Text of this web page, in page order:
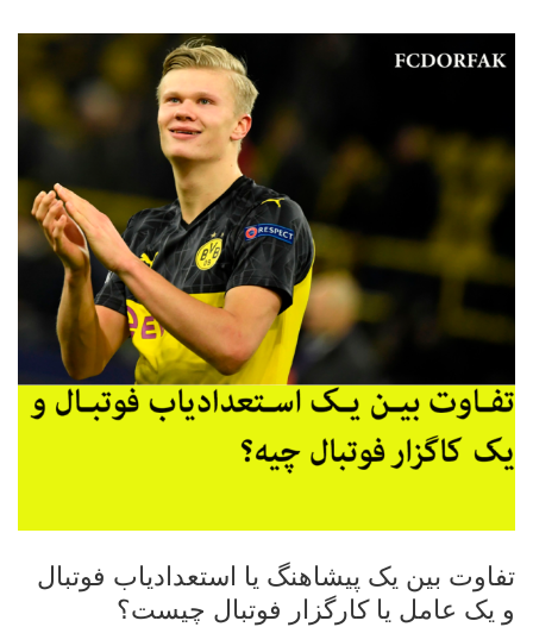
تفاوت بین یک پیشاهنگ یا استعدادیاب فوتبال
و یک عامل یا کارگزار فوتبال چیست؟